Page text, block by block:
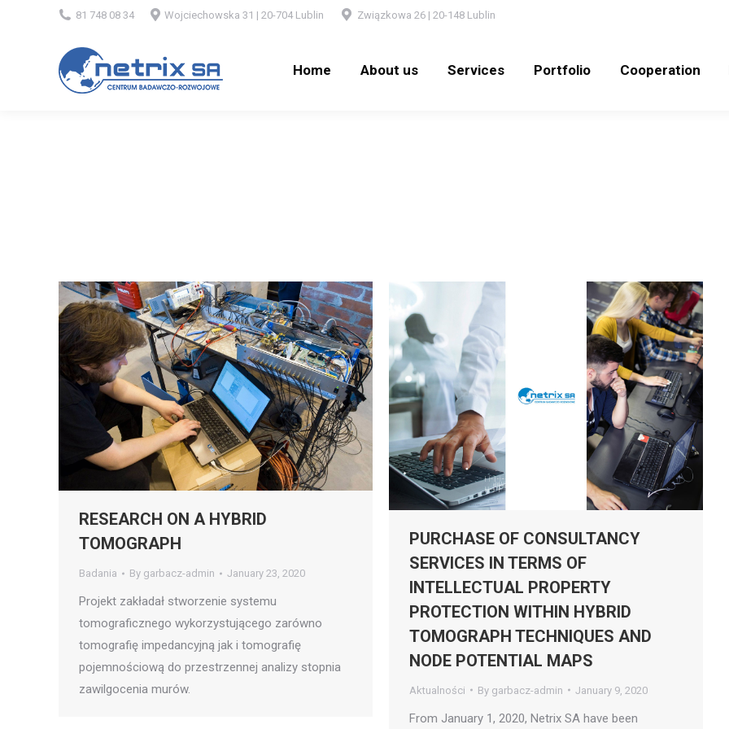
81 748 08 34 Wojciechowska 31 | 20-704 Lublin Związkowa 26 | 20-148 Lublin
Home About us Services Portfolio Cooperation
RESEARCH ON A HYBRID
TOMOGRAPH
Badania By garbacz-admin January 23, 2020
Projekt zakładał stworzenie systemu
tomograficznego wykorzystującego zarówno
tomografię impedancyjną jak i tomografię
pojemnościową do przestrzennej analizy stopnia
zawilgocenia murów.
PURCHASE OF CONSULTANCY
SERVICES IN TERMS OF
INTELLECTUAL PROPERTY
PROTECTION WITHIN HYBRID
TOMOGRAPH TECHNIQUES AND
NODE POTENTIAL MAPS
Aktualności By garbacz-admin January 9, 2020
From January 1, 2020, Netrix SA have been
About us